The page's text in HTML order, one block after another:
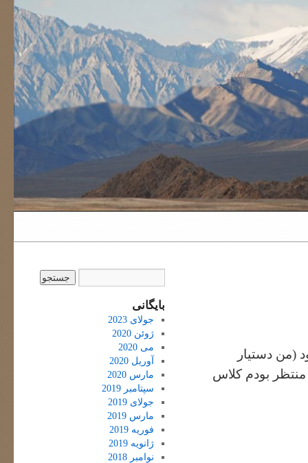
(من دستیار
بودم کلاس
بایگانی
جولای 2023
ژوئن 2020
می 2020
آوریل 2020
مارس 2020
سپتامبر 2019
جولای 2019
مارس 2019
فوریه 2019
ژانویه 2019
نوامبر 2018